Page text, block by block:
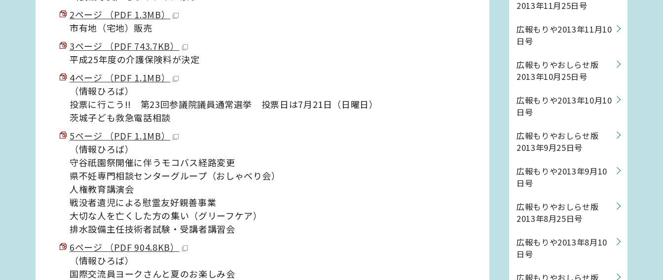
2ページ （PDF 1.3MB）
市有地（宅地）販売
3ページ （PDF 743.7KB）
平成25年度の介護保険料が決定
4ページ （PDF 1.1MB）
（情報ひろば）
投票に行こう!! 第23回参議院議員通常選挙 投票日は7月21日（日曜日）
茨城子ども救急電話相談
5ページ （PDF 1.1MB）
（情報ひろば）
守谷祇園祭開催に伴うモコバス経路変更
県不妊専門相談センターグループ（おしゃべり会）
人権教育講演会
戦没者遺児による慰霊友好親善事業
大切な人を亡くした方の集い（グリーフケア）
排水設備主任技術者試験・受講者講習会
6ページ （PDF 904.8KB）
（情報ひろば）
国際交流員ヨークさんと夏のお楽しみ会
2013年11月25日号
広報もりや2013年11月10
日号
広報もりやおしらせ版
2013年10月25日号
広報もりや2013年10月10
日号
広報もりやおしらせ版
2013年9月25日号
広報もりや2013年9月10
日号
広報もりやおしらせ版
2013年8月25日号
広報もりや2013年8月10
日号
広報もりやおしらせ版